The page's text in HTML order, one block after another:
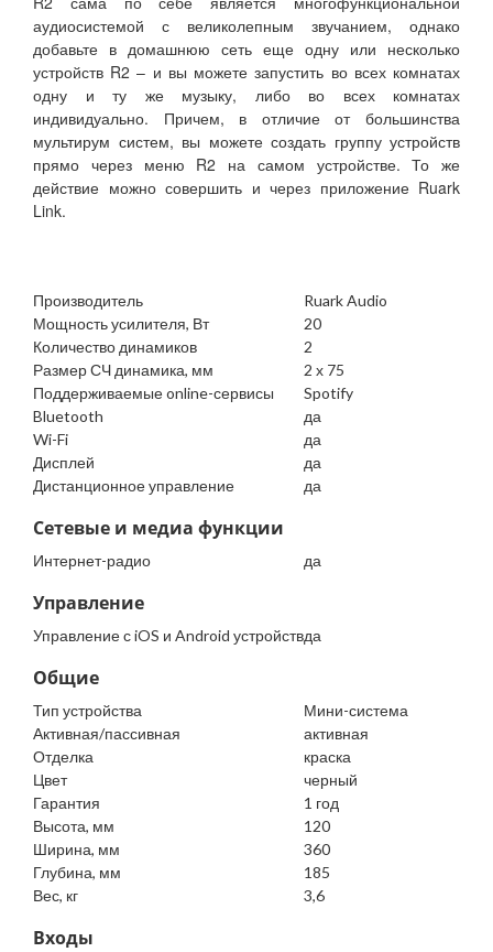
аудиосистемой с великолепным звучанием, однако
добавьте в домашнюю сеть еще одну или несколько
устройств R2 – и вы можете запустить во всех комнатах
одну и ту же музыку, либо во всех комнатах
индивидуально. Причем, в отличие от большинства
мультирум систем, вы можете создать группу устройств
прямо через меню R2 на самом устройстве. То же
действие можно совершить и через приложение Ruark
Link.
Производитель
Ruark Audio
Мощность усилителя, Вт
20
Количество динамиков
2
Размер СЧ динамика, мм
2 х 75
Поддерживаемые online-сервисы
Spotify
Bluetooth
да
Wi-Fi
да
Дисплей
да
Дистанционное управление
да
Сетевые и медиа функции
Интернет-радио да
Управление
Управление с iOS и Android устройствда
Общие
Тип устройства
Мини-система
Активная/пассивная
активная
Отделка
краска
Цвет
черный
Гарантия
1 год
Высота, мм
120
Ширина, мм
360
Глубина, мм
185
Вес, кг
3,6
Входы